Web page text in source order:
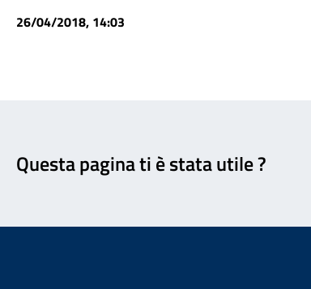
26/04/2018, 14:03
Questa pagina ti è stata utile ?